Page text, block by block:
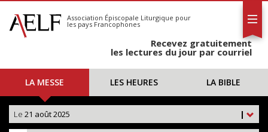
S'abonner
Calendrier
Association Épiscopale Liturgique pour
les pays Francophones
Recevez gratuitement
les lectures du jour par courriel
LA MESSE LES HEURES LA BIBLE
|
Le 21 août 2025